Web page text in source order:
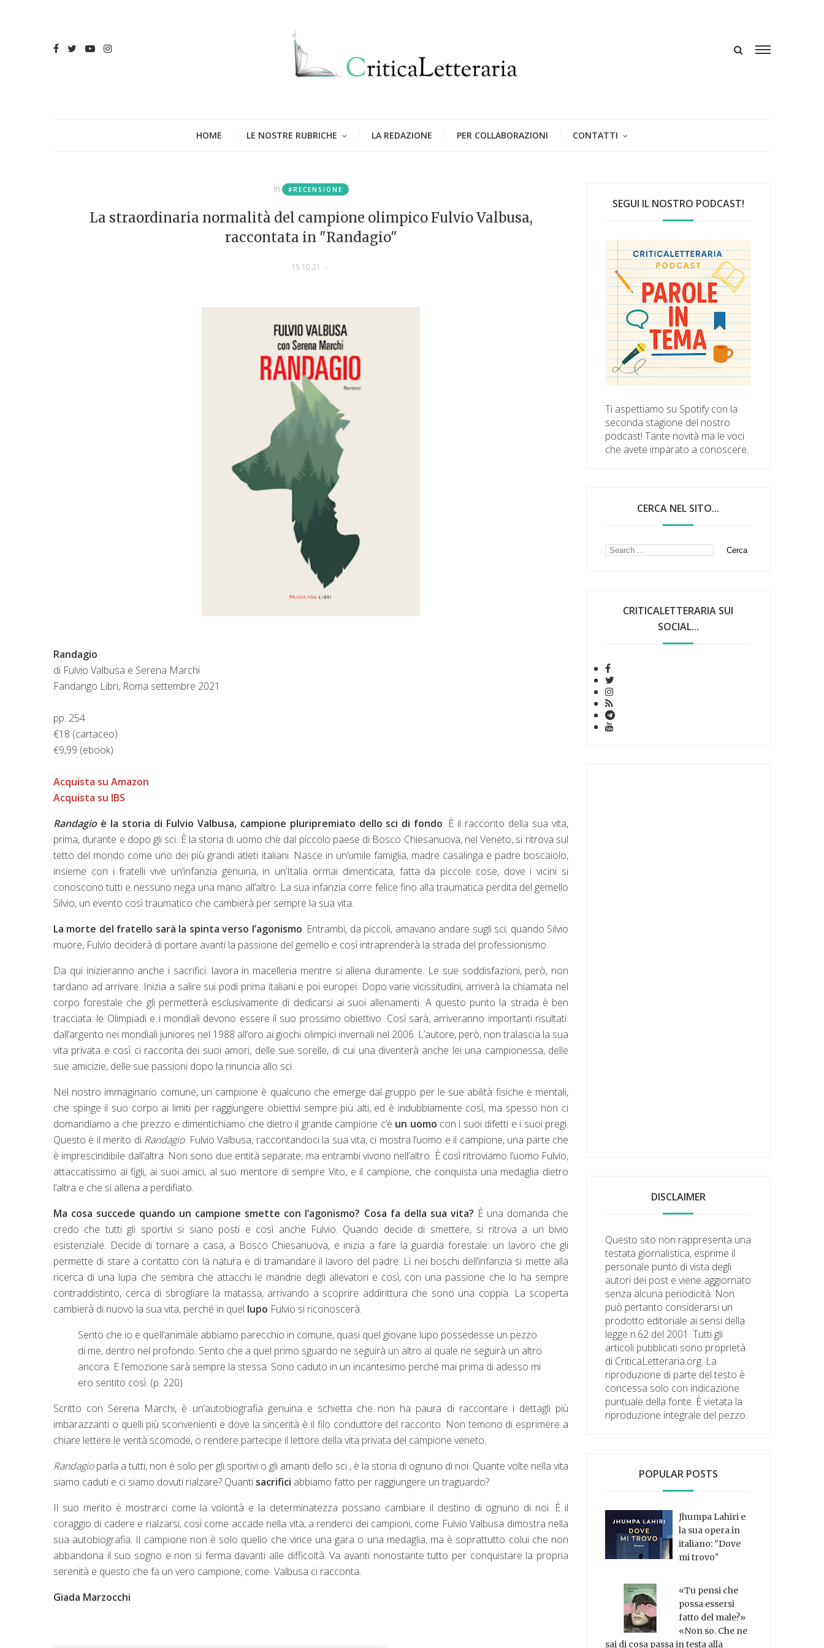
HOME LE NOSTRE RUBRICHE LA REDAZIONE PER COLLABORAZIONI CONTATTI
in #RECENSIONE
La straordinaria normalità del campione olimpico Fulvio Valbusa,
raccontata in "Randagio"
15.10.21 -
Randagio
di Fulvio Valbusa e Serena Marchi
Fandango Libri, Roma settembre 2021
pp. 254
€18 (cartaceo)
€9,99 (ebook)
Acquista su Amazon
Acquista su IBS
Randagioè la storia di Fulvio Valbusa, campione pluripremiato dello sci di fondo. È il racconto della sua vita,
prima, durante e dopo gli sci. È la storia di uomo che dal piccolo paese di Bosco Chiesanuova, nel Veneto, si ritrova sul
tetto del mondo come uno dei più grandi atleti italiani. Nasce in un’umile famiglia, madre casalinga e padre boscaiolo,
insieme con i fratelli vive un’infanzia genuina, in un’Italia ormai dimenticata, fatta da piccole cose, dove i vicini si
conoscono tutti e nessuno nega una mano all’altro. La sua infanzia corre felice fino alla traumatica perdita del gemello
Silvio, un evento così traumatico che cambierà per sempre la sua vita.
La morte del fratello sarà la spinta verso l’agonismo. Entrambi, da piccoli, amavano andare sugli sci; quando Silvio
muore, Fulvio deciderà di portare avanti la passione del gemello e così intraprenderà la strada del professionismo.
Da qui inizieranno anche i sacrifici: lavora in macelleria mentre si allena duramente. Le sue soddisfazioni, però, non
tardano ad arrivare. Inizia a salire sui podi prima italiani e poi europei. Dopo varie vicissitudini, arriverà la chiamata nel
corpo forestale che gli permetterà esclusivamente di dedicarsi ai suoi allenamenti. A questo punto la strada è ben
tracciata: le Olimpiadi e i mondiali devono essere il suo prossimo obiettivo. Così sarà, arriveranno importanti risultati:
dall’argento nei mondiali juniores nel 1988 all’oro ai giochi olimpici invernali nel 2006. L’autore, però, non tralascia la sua
vita privata e così ci racconta dei suoi amori, delle sue sorelle, di cui una diventerà anche lei una campionessa, delle
sue amicizie, delle sue passioni dopo la rinuncia allo sci.
Nel nostro immaginario comune, un campione è qualcuno che emerge dal gruppo per le sue abilità fisiche e mentali,
che spinge il suo corpo ai limiti per raggiungere obiettivi sempre più alti, ed è indubbiamente così, ma spesso non ci
domandiamo a che prezzo e dimentichiamo che dietro il grande campione c’è un uomo con i suoi difetti e i suoi pregi.
Questo è il merito di Randagio. Fulvio Valbusa, raccontandoci la sua vita, ci mostra l’uomo e il campione, una parte che
è imprescindibile dall’altra. Non sono due entità separate, ma entrambi vivono nell’altro. È così ritroviamo l’uomo Fulvio,
attaccatissimo ai figli, ai suoi amici, al suo mentore di sempre Vito, e il campione, che conquista una medaglia dietro
l’altra e che si allena a perdifiato.
Ma cosa succede quando un campione smette con l’agonismo? Cosa fa della sua vita? È una domanda che
credo che tutti gli sportivi si siano posti e così anche Fulvio. Quando decide di smettere, si ritrova a un bivio
esistenziale. Decide di tornare a casa, a Bosco Chiesanuova, e inizia a fare la guardia forestale: un lavoro che gli
permette di stare a contatto con la natura e di tramandare il lavoro del padre. Lì nei boschi dell’infanzia si mette alla
ricerca di una lupa che sembra che attacchi le mandrie degli allevatori e così, con una passione che lo ha sempre
contraddistinto, cerca di sbrogliare la matassa, arrivando a scoprire addirittura che sono una coppia. La scoperta
cambierà di nuovo la sua vita, perché in quel lupo Fulvio si riconoscerà.
Sento che io e quell’animale abbiamo parecchio in comune, quasi quel giovane lupo possedesse un pezzo
di me, dentro nel profondo. Sento che a quel primo sguardo ne seguirà un altro al quale ne seguirà un altro
ancora. E l’emozione sarà sempre la stessa. Sono caduto in un incantesimo perché mai prima di adesso mi
ero sentito così. (p. 220)
Scritto con Serena Marchi, è un’autobiografia genuina e schietta che non ha paura di raccontare i dettagli più
imbarazzanti o quelli più sconvenienti e dove la sincerità è il filo conduttore del racconto. Non temono di esprimere a
chiare lettere le verità scomode, o rendere partecipe il lettore della vita privata del campione veneto.
Randagioparla a tutti, non è solo per gli sportivi o gli amanti dello sci , è la storia di ognuno di noi. Quante volte nella vita
siamo caduti e ci siamo dovuti rialzare? Quanti sacrifici abbiamo fatto per raggiungere un traguardo?
Il suo merito è mostrarci come la volontà e la determinatezza possano cambiare il destino di ognuno di noi. È il
coraggio di cadere e rialzarsi, così come accade nella vita, a renderci dei campioni, come Fulvio Valbusa dimostra nella
sua autobiografia. Il campione non è solo quello che vince una gara o una medaglia, ma è soprattutto colui che non
abbandona il suo sogno e non si ferma davanti alle difficoltà. Va avanti nonostante tutto per conquistare la propria
serenità e questo che fa un vero campione, come Valbusa ci racconta.
Giada Marzocchi
SEGUI IL NOSTRO PODCAST!
Ti aspettiamo su Spotify con la
seconda stagione del nostro
podcast! Tante novità ma le voci
che avete imparato a conoscere.
CERCA NEL SITO...
CRITICALETTERARIA SUI
SOCIAL...
DISCLAIMER
Questo sito non rappresenta una
testata giornalistica, esprime il
personale punto di vista degli
autori dei post e viene aggiornato
senza alcuna periodicità. Non
può pertanto considerarsi un
prodotto editoriale ai sensi della
legge n.62 del 2001. Tutti gli
articoli pubblicati sono proprietà
di CriticaLetteraria.org. La
riproduzione di parte del testo è
concessa solo con indicazione
puntuale della fonte. È vietata la
riproduzione integrale del pezzo.
POPULAR POSTS
Jhumpa Lahiri e
la sua opera in
italiano: "Dove
mi trovo"
«Tu pensi che
possa essersi
fatto del male?»
«Non so. Che ne
sai di cosa passa in testa alla